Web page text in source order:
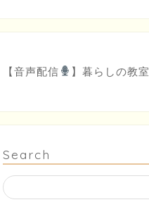
【音声配信 】暮らしの教室
Search